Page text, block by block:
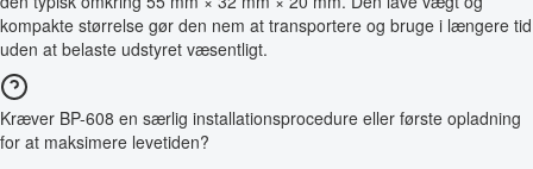
kompakte størrelse gør den nem at transportere og bruge i længere tid
uden at belaste udstyret væsentligt.
Kræver BP-608 en særlig installationsprocedure eller første opladning
for at maksimere levetiden?